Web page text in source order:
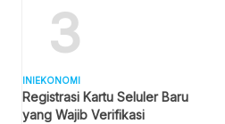
3
INIEKONOMI
Registrasi Kartu Seluler Baru
yang Wajib Verifikasi